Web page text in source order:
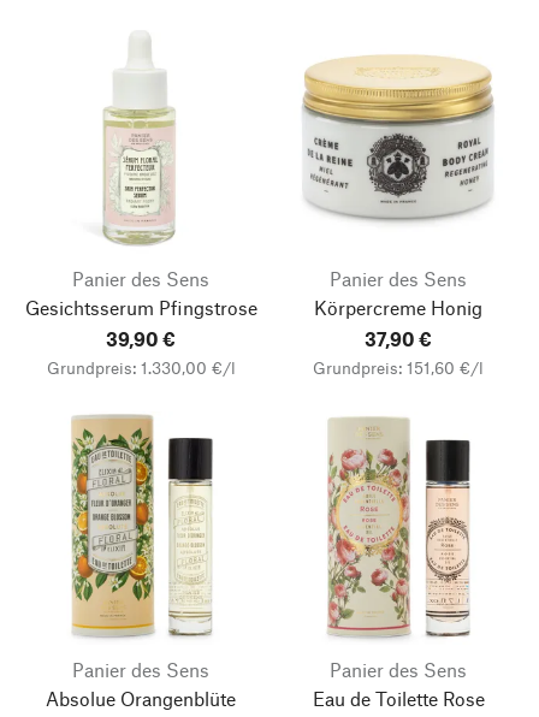
Panier des Sens
Gesichtsserum Pfingstrose
39,90 €
Grundpreis: 1.330,00 €/l
Panier des Sens
Körpercreme Honig
37,90 €
Grundpreis: 151,60 €/l
Panier des Sens
Absolue Orangenblüte
Panier des Sens
Eau de Toilette Rose